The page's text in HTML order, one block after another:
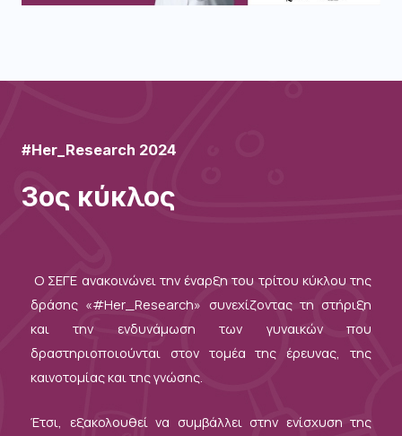
#Her_Research 2024
3ος κύκλος
Ο ΣΕΓΕ ανακοινώνει την έναρξη του τρίτου κύκλου της
δράσης «#Her_Research» συνεχίζοντας τη στήριξη
και την ενδυνάμωση των γυναικών που
δραστηριοποιούνται στον τομέα της έρευνας, της
καινοτομίας και της γνώσης.
Έτσι, εξακολουθεί να συμβάλλει στην ενίσχυση της